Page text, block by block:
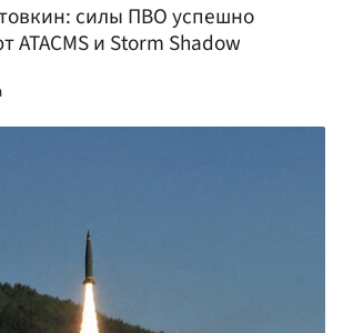
силы ПВО успешно
ATACMS и Storm Shadow